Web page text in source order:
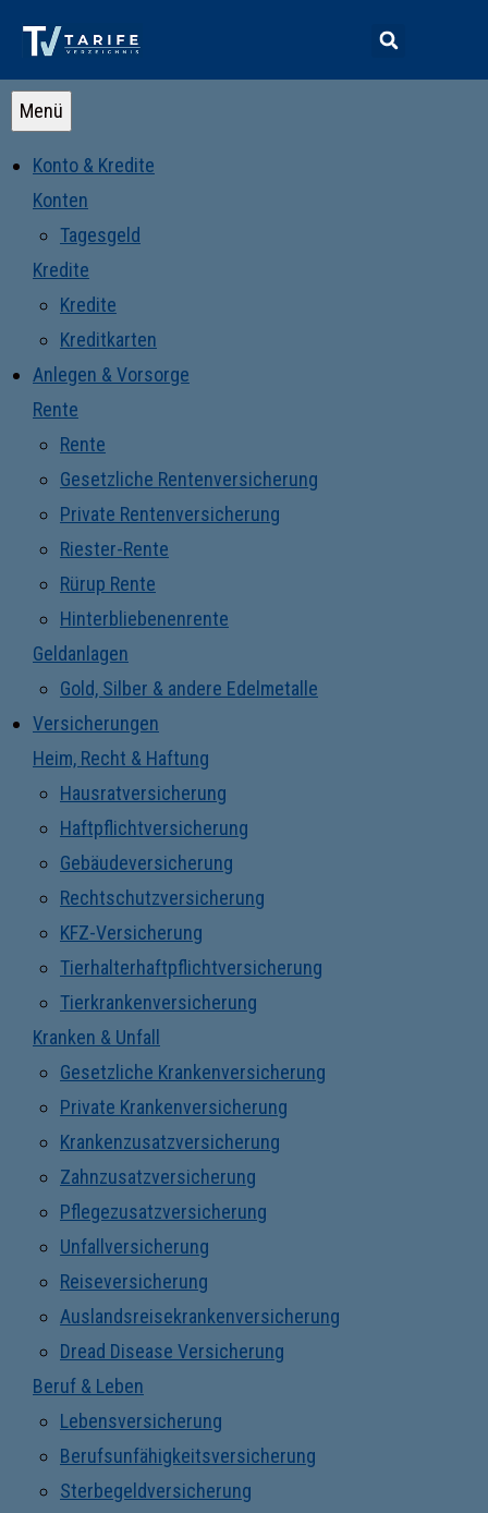
Menü
Konto & Kredite
Konten
Tagesgeld
Kredite
Kredite
Kreditkarten
Anlegen & Vorsorge
Rente
Rente
Gesetzliche Rentenversicherung
Private Rentenversicherung
Riester-Rente
Rürup Rente
Hinterbliebenenrente
Geldanlagen
Gold, Silber & andere Edelmetalle
Versicherungen
Heim, Recht & Haftung
Hausratversicherung
Haftpflichtversicherung
Gebäudeversicherung
Rechtschutzversicherung
KFZ-Versicherung
Tierhalterhaftpflichtversicherung
Tierkrankenversicherung
Kranken & Unfall
Gesetzliche Krankenversicherung
Private Krankenversicherung
Krankenzusatzversicherung
Zahnzusatzversicherung
Pflegezusatzversicherung
Unfallversicherung
Reiseversicherung
Auslandsreisekrankenversicherung
Dread Disease Versicherung
Beruf & Leben
Lebensversicherung
Berufsunfähigkeitsversicherung
Sterbegeldversicherung